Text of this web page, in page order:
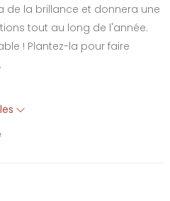
de la brillance et donnera une
tout au long de l'année.
! Plantez-la pour faire